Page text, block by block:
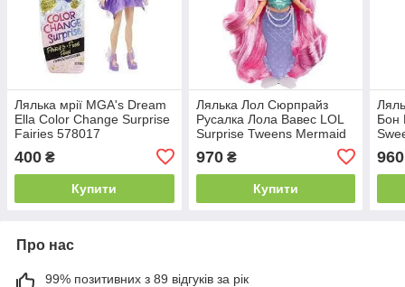
Лялька мрії MGA's Dream
Ella Color Change Surprise
Fairies 578017
400 ₴
Купити
Лялька Лол Сюрпрайз
Русалка Лола Вавес LOL
Surprise Tweens Mermaid
510444
970₴
Купити
Бон
960
Про нас
99% позитивних з 89 відгуків за рік